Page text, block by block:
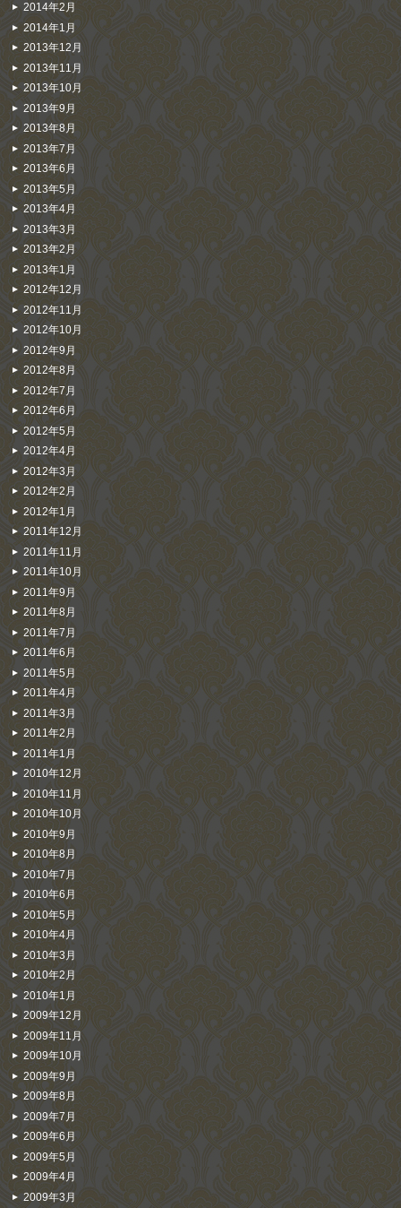
2014年2月
2014年1月
2013年12月
2013年11月
2013年10月
2013年9月
2013年8月
2013年7月
2013年6月
2013年5月
2013年4月
2013年3月
2013年2月
2013年1月
2012年12月
2012年11月
2012年10月
2012年9月
2012年8月
2012年7月
2012年6月
2012年5月
2012年4月
2012年3月
2012年2月
2012年1月
2011年12月
2011年11月
2011年10月
2011年9月
2011年8月
2011年7月
2011年6月
2011年5月
2011年4月
2011年3月
2011年2月
2011年1月
2010年12月
2010年11月
2010年10月
2010年9月
2010年8月
2010年7月
2010年6月
2010年5月
2010年4月
2010年3月
2010年2月
2010年1月
2009年12月
2009年11月
2009年10月
2009年9月
2009年8月
2009年7月
2009年6月
2009年5月
2009年4月
2009年3月